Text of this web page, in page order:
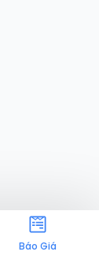
Báo Giá